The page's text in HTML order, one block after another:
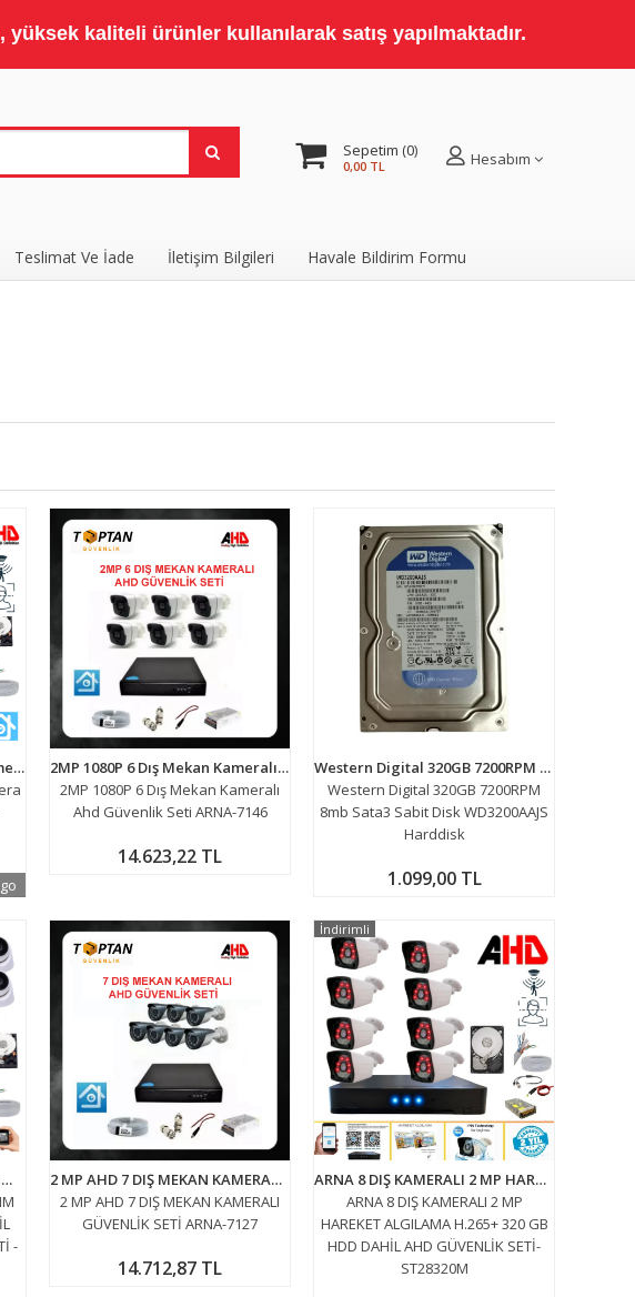
kaliteli ürünler kullanılarak satış yapılmaktadır.
Sepetim 0
0,00 TL Hesabım
Teslimat Ve İade İletişim Bilgileri Havale Bildirim Formu
ARNA 4 Kameralı Güvenlik Kamera Hazır Set 320 GB 7/24 HDD - ST42320
2MP 1080P 6 Dış Mekan Kameralı Ahd Güvenlik Seti ARNA-7146
2MP 1080P 6 Dış Mekan Kameralı
Ahd Güvenlik Seti ARNA-7146
14.623,22 TL
Western Digital 320GB 7200RPM 8mb Sata3 Sabit Disk WD3200AAJS Harddisk
Western Digital 320GB 7200RPM
8mb Sata3 Sabit Disk WD3200AAJS
Harddisk
1.099,00 TL
ARNA 10 KAMERALI 1440P 3.6 MM LENS 5 MP 1 TB 7/24 HDD DAHİL DOME GÜVENLİK KAMERASI SETİ - ST51011
-
2 MP AHD 7 DIŞ MEKAN KAMERALI GÜVENLİK SETİ ARNA-7127
2 MP AHD 7 DIŞ MEKAN KAMERALI
GÜVENLİK SETİ ARNA-7127
14.712,87 TL
ARNA 8 DIŞ KAMERALI 2 MP HAREKET ALGILAMA H.265+ 320 GB HDD DAHİL AHD GÜVENLİK SETİ- ST28320M
ARNA 8 DIŞ KAMERALI 2 MP
HAREKET ALGILAMA H.265+ 320 GB
HDD DAHİL AHD GÜVENLİK SETİ-
ST28320M
İndirimli